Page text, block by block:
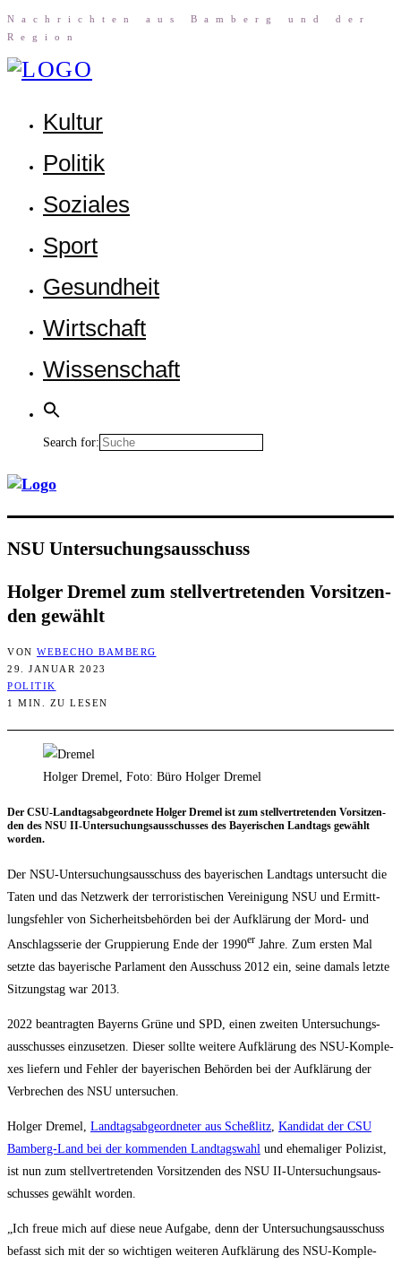
Nach­rich­ten aus Bam­berg und der
Region
Kul­tur
Poli­tik
Sozia­les
Sport
Gesund­heit
Wirt­schaft
Wis­sen­schaft
Search for:
NSU Unter­su­chungs­aus­schuss
Hol­ger Dre­mel zum stell­ver­tre­ten­den Vor­sit­zen­
den gewählt
VON WEBECHO BAMBERG
29. JANUAR 2023
POLITIK
1 MIN. ZU LESEN
Holger Dremel, Foto: Büro Holger Dremel
Der CSU-Land­tags­ab­ge­ord­ne­te Hol­ger Dre­mel ist zum stell­ver­tre­ten­den Vor­sit­zen­
den des NSU II-Unter­su­chungs­aus­schus­ses des Baye­ri­schen Land­tags gewählt
worden.
Der NSU-Unter­su­chungs­aus­schuss des baye­ri­schen Land­tags unter­sucht die
Taten und das Netz­werk der ter­ro­ris­ti­schen Ver­ei­ni­gung NSU und Ermitt­
lungs­feh­ler von Sicher­heits­be­hör­den bei der Auf­klä­rung der Mord- und
Anschlags­se­rie der Grup­pie­rung Ende der 1990er Jah­re. Zum ers­ten Mal
setz­te das baye­ri­sche Par­la­ment den Aus­schuss 2012 ein, sei­ne damals letz­te
Sit­zungs­tag war 2013.
2022 bean­trag­ten Bay­erns Grü­ne und SPD, einen zwei­ten Unter­su­chungs­
aus­schus­ses ein­zu­set­zen. Die­ser soll­te wei­te­re Auf­klä­rung des NSU-Kom­ple­
xes lie­fern und Feh­ler der baye­ri­schen Behör­den bei der Auf­klä­rung der
Ver­bre­chen des NSU untersuchen.
Hol­ger Dre­mel, Land­tags­ab­ge­ord­ne­ter aus Scheß­litz Kan­di­dat der CSU
Bam­berg-Land bei der kom­men­den Land­tags­wahl und ehe­ma­li­ger Poli­zist,
ist nun zum stell­ver­tre­ten­den Vor­sit­zen­den des NSU II-Unter­su­chungs­aus­
schus­ses gewählt worden.
„Ich freue mich auf die­se neue Auf­ga­be, denn der Unter­su­chungs­aus­schuss
befasst sich mit der so wich­ti­gen wei­te­ren Auf­klä­rung des NSU-Kom­ple­